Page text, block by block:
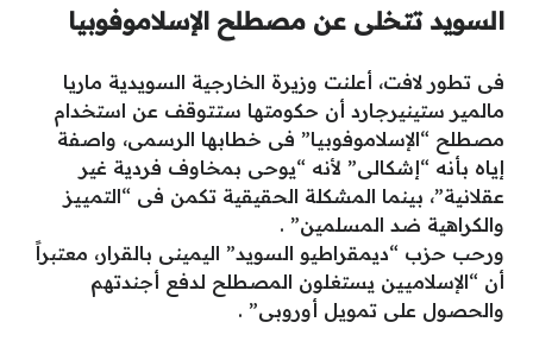
السويد تتخلى عن مصطلح الإسلاموفوبيا
فى تطور لافت، أعلنت وزيرة الخارجية السويدية ماريا
مالمير ستينيرجارد أن حكومتها ستتوقف عن استخدام
مصطلح “الإسلاموفوبيا” فى خطابها الرسمى، واصفة
إياه بأنه “إشكالى” لأنه “يوحى بمخاوف فردية غير
عقلانية”، بينما المشكلة الحقيقية تكمن فى “التمييز
والكراهية ضد المسلمين” .
ورحب حزب “ديمقراطيو السويد” اليمينى بالقرار، معتبراً
أن “الإسلاميين يستغلون المصطلح لدفع أجندتهم
والحصول على تمويل أوروبى” .